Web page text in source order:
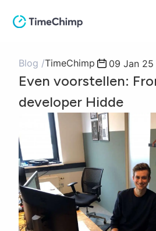
Blog /TimeChimp 09 Jan 25
Even voorstellen:
developer Hidde